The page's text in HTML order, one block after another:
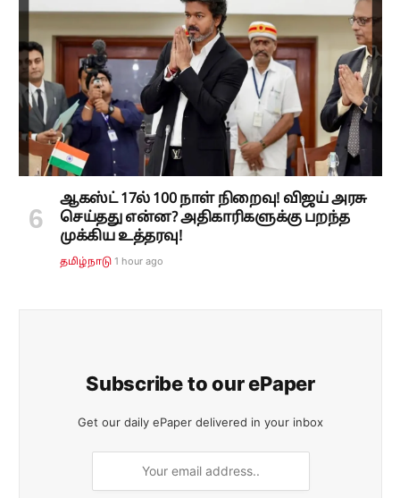
ஆகஸ்ட் 17ல் 100 நாள் நிறைவு! விஜய் அரசு
செய்தது என்ன? அதிகாரிகளுக்கு பறந்த
முக்கிய உத்தரவு!
தமிழ்நாடு 1 hour ago
Subscribe to our ePaper
Get our daily ePaper delivered in your inbox